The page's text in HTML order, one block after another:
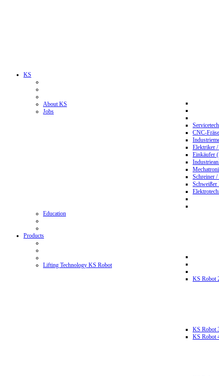
KS
About KS
Jobs
CNC-
Elektriker
Einkäufer
Schreiner
Education
Products
Lifting Technology KS Robot
KS Robot
KS Robot
KS Robot